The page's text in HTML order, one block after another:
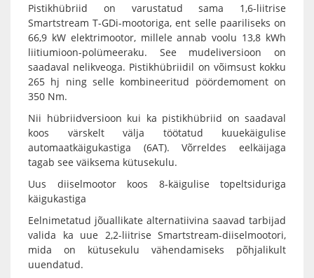
Pistikhübriid on varustatud sama 1,6-liitrise
Smartstream T-GDi-mootoriga, ent selle paariliseks on
66,9 kW elektrimootor, millele annab voolu 13,8 kWh
liitiumioon-polümeeraku. See mudeliversioon on
saadaval nelikveoga. Pistikhübriidil on võimsust kokku
265 hj ning selle kombineeritud pöördemoment on
350 Nm.
Nii hübriidversioon kui ka pistikhübriid on saadaval
koos värskelt välja töötatud kuuekäigulise
automaatkäigukastiga (6AT). Võrreldes eelkäijaga
tagab see väiksema kütusekulu.
Uus diiselmootor koos 8-käigulise topeltsiduriga
käigukastiga
Eelnimetatud jõuallikate alternatiivina saavad tarbijad
valida ka uue 2,2-liitrise Smartstream-diiselmootori,
mida on kütusekulu vähendamiseks põhjalikult
uuendatud.